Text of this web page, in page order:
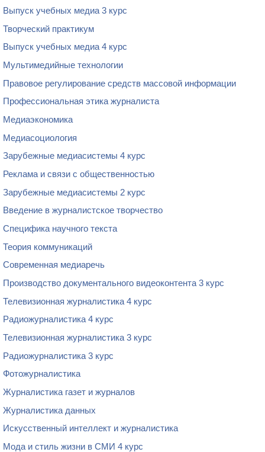
Выпуск учебных медиа 3 курс
Творческий практикум
Выпуск учебных медиа 4 курс
Мультимедийные технологии
Правовое регулирование средств массовой информации
Профессиональная этика журналиста
Медиаэкономика
Медиасоциология
Зарубежные медиасистемы 4 курс
Реклама и связи с общественностью
Зарубежные медиасистемы 2 курс
Введение в журналистское творчество
Специфика научного текста
Теория коммуникаций
Современная медиаречь
Производство документального видеоконтента 3 курс
Телевизионная журналистика 4 курс
Радиожурналистика 4 курс
Телевизионная журналистика 3 курс
Радиожурналистика 3 курс
Фотожурналистика
Журналистика газет и журналов
Журналистика данных
Искусственный интеллект и журналистика
Мода и стиль жизни в СМИ 4 курс